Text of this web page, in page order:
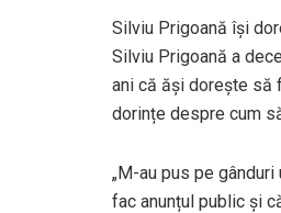
Silviu Prigoană își
Silviu Prigoană a
ani că ăși dorește să
dorințe despre cum
„M-au pus pe
fac anunțul public și